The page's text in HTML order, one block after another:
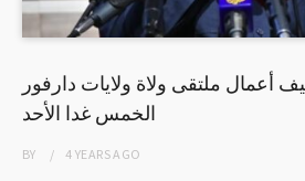
أعمال ملتقى ولاة ولايات دارفور
الخمس غدا الأحد
BY 4 YEARSAGO